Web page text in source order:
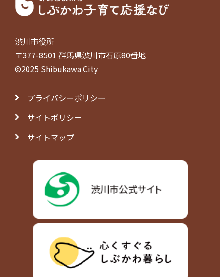
渋川市役所
〒377-8501 群馬県渋川市石原80番地
©2025 Shibukawa City
プライバシーポリシー
サイトポリシー
サイトマップ